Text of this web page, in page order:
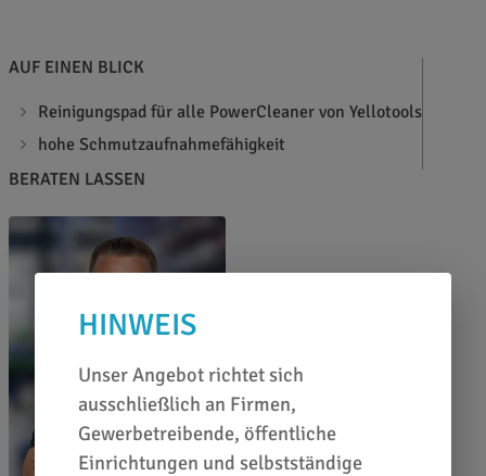
AUF EINEN BLICK
Reinigungspad für alle PowerCleaner von Yellotools
hohe Schmutzaufnahmefähigkeit
BERATEN LASSEN
HINWEIS
Unser Angebot richtet sich
ausschließlich an Firmen,
Gewerbetreibende, öffentliche
Einrichtungen und selbstständige